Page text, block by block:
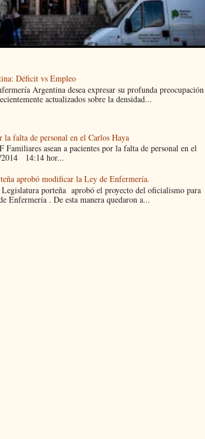
Déficit vs Empleo
Argentina desea expresar su profunda preocupación
actualizados sobre la densidad...
la falta de personal en el Carlos Haya
asean a pacientes por la falta de personal en el
2014 14:14 hor...
aprobó modificar la Ley de Enfermería.
porteña aprobó el proyecto del oficialismo para
Enfermería . De esta manera quedaron a...